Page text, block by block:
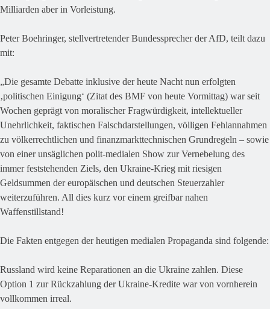
Milliarden aber in Vorleistung.
Peter Boehringer, stellvertretender Bundessprecher der AfD, teilt dazu
mit:
„Die gesamte Debatte inklusive der heute Nacht nun erfolgten
‚politischen Einigung‘ (Zitat des BMF von heute Vormittag) war seit
Wochen geprägt von moralischer Fragwürdigkeit, intellektueller
Unehrlichkeit, faktischen Falschdarstellungen, völligen Fehlannahmen
zu völkerrechtlichen und finanzmarkttechnischen Grundregeln – sowie
von einer unsäglichen polit-medialen Show zur Vernebelung des
immer feststehenden Ziels, den Ukraine-Krieg mit riesigen
Geldsummen der europäischen und deutschen Steuerzahler
weiterzuführen. All dies kurz vor einem greifbar nahen
Waffenstillstand!
Die Fakten entgegen der heutigen medialen Propaganda sind folgende:
Russland wird keine Reparationen an die Ukraine zahlen. Diese
Option 1 zur Rückzahlung der Ukraine-Kredite war von vornherein
vollkommen irreal.